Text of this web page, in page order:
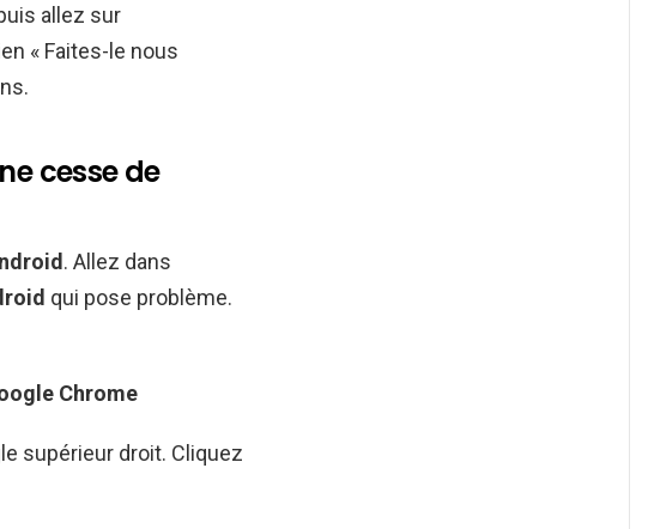
allez sur
« Faites-le nous
cesse de
. Allez dans
qui pose problème.
Chrome
supérieur droit. Cliquez